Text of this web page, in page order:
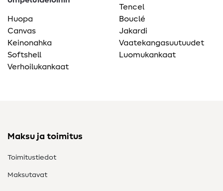
Huopa
Canvas
Keinonahka
Softshell
Verhoilukankaat
Tencel
Bouclé
Jakardi
Vaatekangasuutuudet
Luomukankaat
Maksu ja toimitus
Toimitustiedot
Maksutavat